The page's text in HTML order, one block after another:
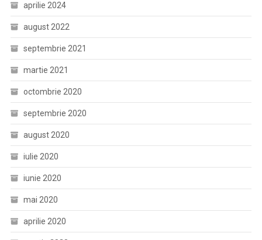
aprilie 2024
august 2022
septembrie 2021
martie 2021
octombrie 2020
septembrie 2020
august 2020
iulie 2020
iunie 2020
mai 2020
aprilie 2020